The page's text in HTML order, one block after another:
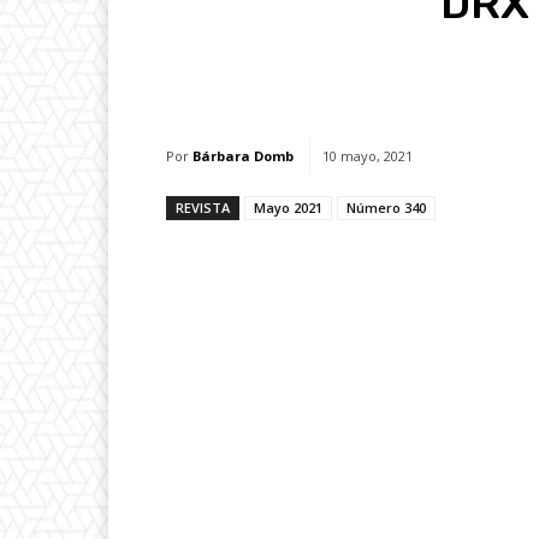
Por Bárbara Domb 10 mayo, 2021
REVISTA Mayo 2021 Número 340